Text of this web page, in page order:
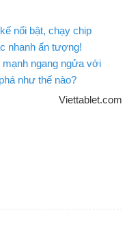
nổi bật, chạy chip
nhanh ấn tượng!
ngang ngửa với
như thế nào?
Viettablet.com